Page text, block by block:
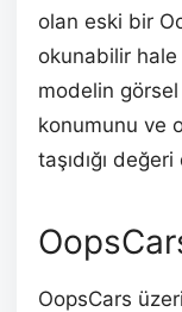
olan eski bir
okunabilir
modelin
konumunu ve
taşıdığı
OopsCars